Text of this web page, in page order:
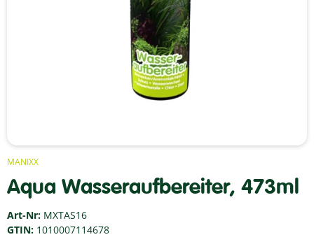
MANIXX
Aqua Wasseraufbereiter, 473ml
Art-Nr: MXTAS16
GTIN: 1010007114678